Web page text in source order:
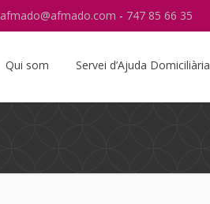
afmado@afmado.com - 747 85 66 35
Qui som Servei d’Ajuda Domiciliària